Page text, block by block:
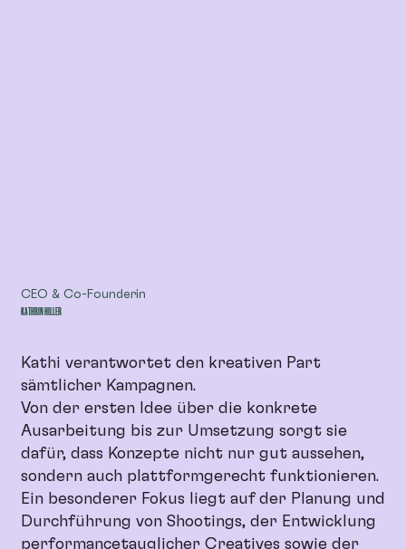
CEO & Co-Founderin
KATHRIN HILLER
Kathi verantwortet den kreativen Part
sämtlicher Kampagnen.
Von der ersten Idee über die konkrete
Ausarbeitung bis zur Umsetzung sorgt sie
dafür, dass Konzepte nicht nur gut aussehen,
sondern auch plattformgerecht funktionieren.
Ein besonderer Fokus liegt auf der Planung und
Durchführung von Shootings, der Entwicklung
performancetauglicher Creatives sowie der